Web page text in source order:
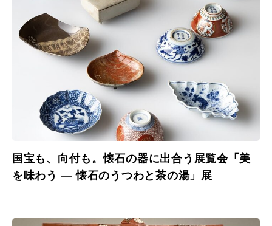
国宝も、向付も。懐石の器に出合う展覧会「美
を味わう ― 懐石のうつわと茶の湯」展